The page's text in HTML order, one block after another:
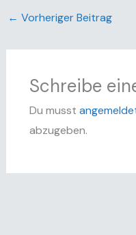
← Vorheriger Beitrag
Schreibe
Du musst
abzugeben.